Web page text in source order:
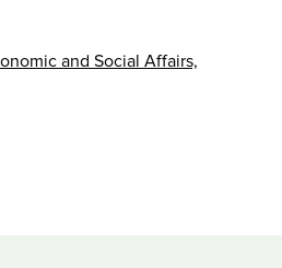
and Social Affairs,